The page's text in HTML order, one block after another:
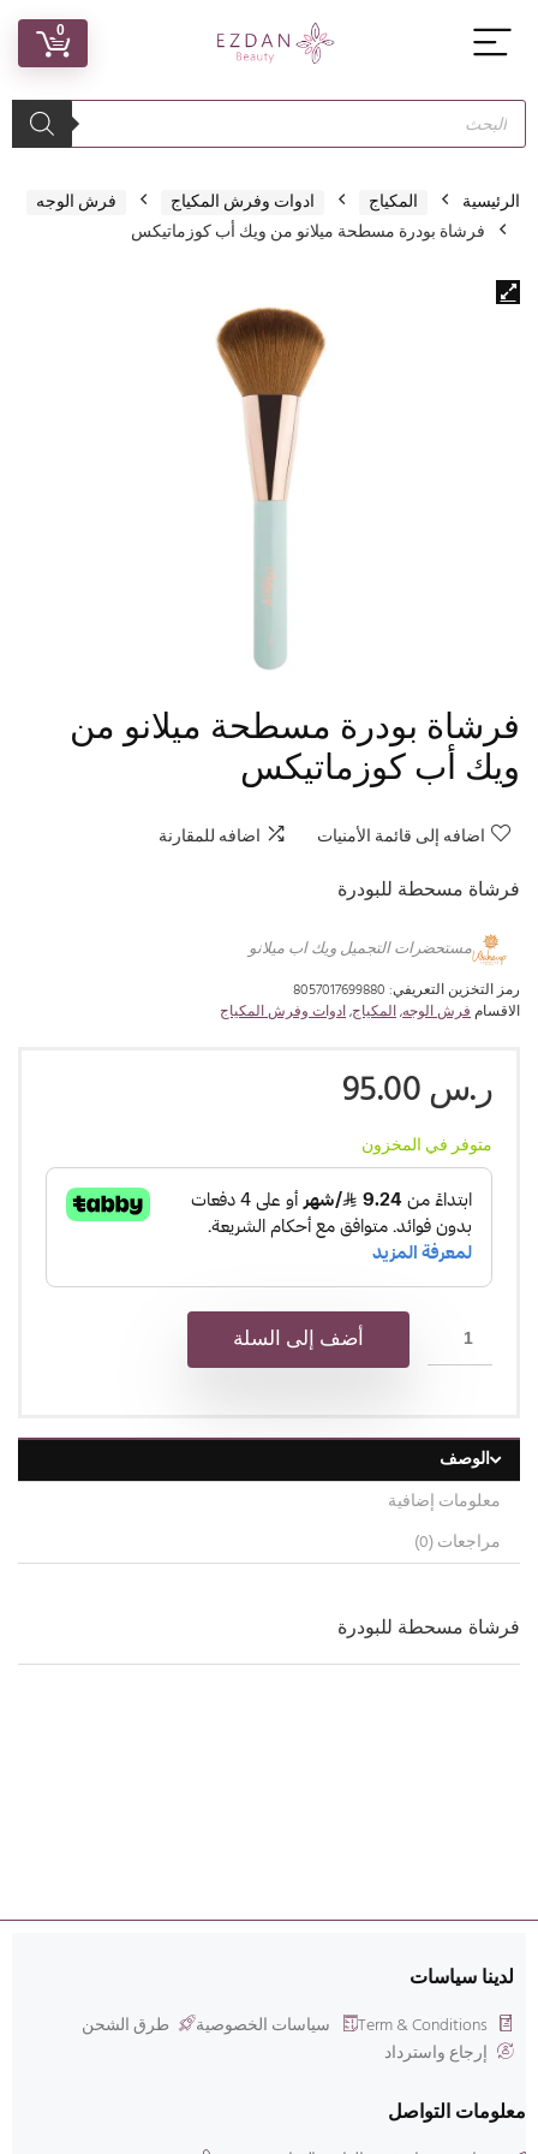
0
الرئيسية المكياج ادوات وفرش المكياج
فرش الوجه
فرشاة بودرة مسطحة ميلانو من ويك أب كوزماتيكس
فرشاة بودرة مسطحة ميلانو من
ويك أب كوزماتيكس
اضافه إلى قائمة الأمنيات اضافه للمقارنة
فرشاة مسحطة للبودرة
مستحضرات التجميل ويك اب ميلانو
رمز التخزين التعريفي: 8057017699880
الاقسامفرش الوجه,المكياج,ادوات وفرش المكياج
ر.س95.00
متوفر في المخزون
أضف إلى السلة
الوصف
معلومات إضافية
مراجعات (0)
فرشاة مسحطة للبودرة
لدينا سياسات
Term & Conditions سياسات الخصوصية
طرق الشحن
إرجاع واسترداد
معلومات التواصل